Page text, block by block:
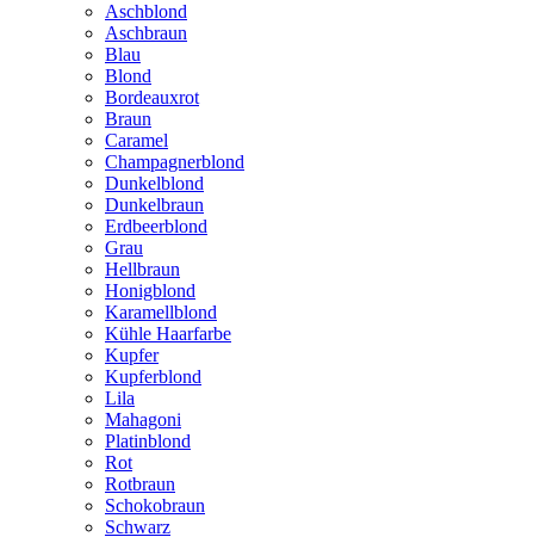
Aschblond
Aschbraun
Blau
Blond
Bordeauxrot
Braun
Caramel
Champagnerblond
Dunkelblond
Dunkelbraun
Erdbeerblond
Grau
Hellbraun
Honigblond
Karamellblond
Kühle Haarfarbe
Kupfer
Kupferblond
Lila
Mahagoni
Platinblond
Rot
Rotbraun
Schokobraun
Schwarz